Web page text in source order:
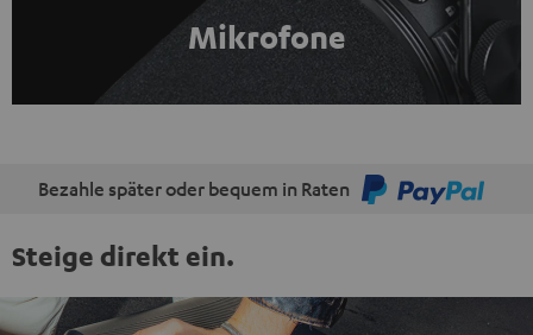
Mikrofone
Bezahle später oder bequem in Raten
Steige direkt ein.